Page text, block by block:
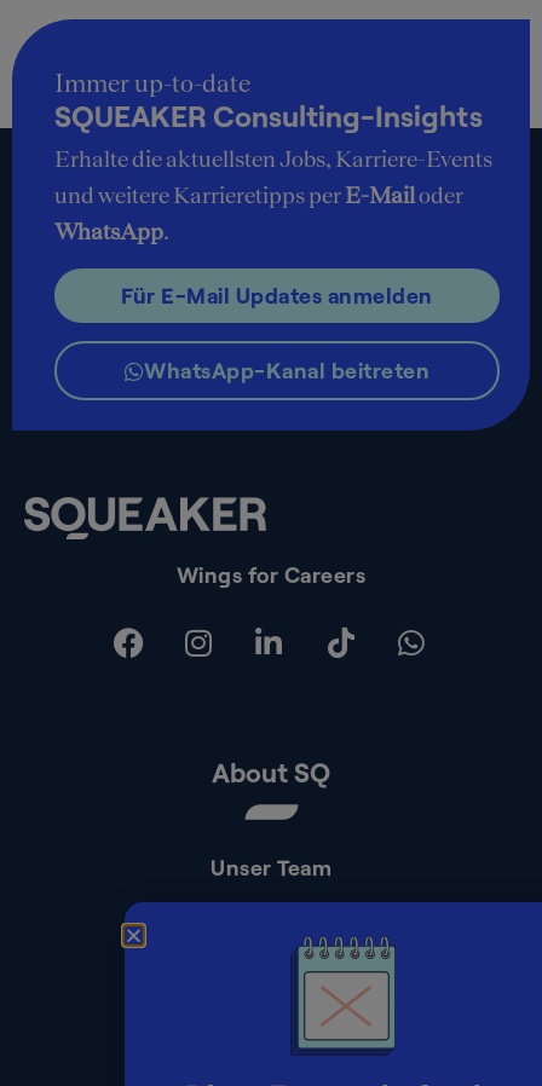
Wings for Careers
About SQ
Unser Team
Presse
Impressum
Datenschutz
Immer up-to-date
SQUEAKER Consulting-Insights
Erhalte die aktuellsten Jobs, Karriere-Events
und weitere Karrieretipps perE-Mailoder
WhatsApp.
Für E-Mail Updates anmelden
WhatsApp-Kanal beitreten